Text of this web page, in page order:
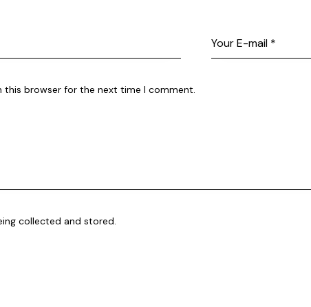
this browser for the next time I comment.
collected and stored.